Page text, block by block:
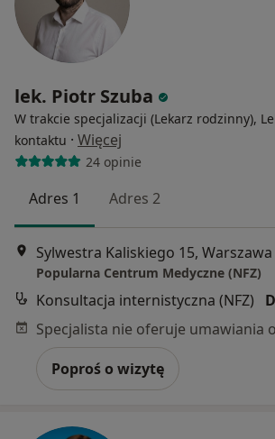
lek. Piotr Szuba
W trakcie specjalizacji (Lekarz rodzinny),
kontaktu · Więcej
24 opinie
Adres 1 Adres 2
Sylwestra Kaliskiego 15, Warszawa
Popularna Centrum Medyczne (NFZ)
Konsultacja internistyczna (NFZ)
Poproś o wizytę